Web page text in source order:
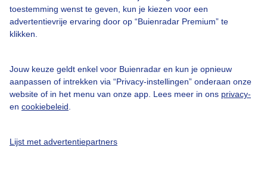
toestemming wenst te geven, kun je kiezen voor een
advertentievrije ervaring door op “Buienradar Premium” te
klikken.
Jouw keuze geldt enkel voor Buienradar en kun je opnieuw
aanpassen of intrekken via “Privacy-instellingen” onderaan onze
website of in het menu van onze app. Lees meer in ons privacy-
en cookiebeleid
Lijst met advertentiepartners
Toegankelijkheid
Gebruikersvoorwaarden
Buienradar Team
Privacy beleid
Cookie beleid
Gratis weerdata